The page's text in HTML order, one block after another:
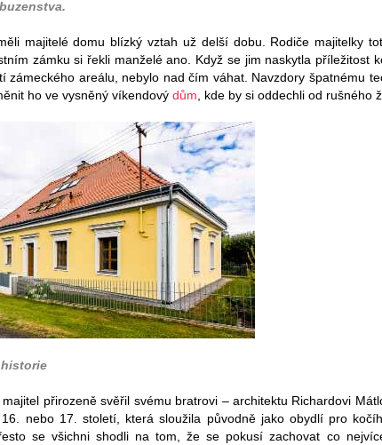
majitelé domu blízký vztah už delší dobu. Rodiče majitelky
zámku si řekli manželé ano. Když se jim naskytla příležitost
zámeckého areálu, nebylo nad čím váhat. Navzdory špatnému
ho ve vysněný víkendový dům , kde by si oddechli od rušného
majitel přirozeně svěřil svému bratrovi – architektu Richardovi
nebo 17. století, která sloužila původně jako obydlí pro
se všichni shodli na tom, že se pokusí zachovat co